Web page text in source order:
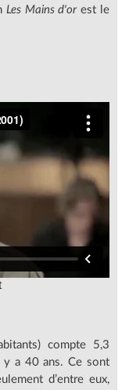
Les Mains d'orest le
compte 5,3
a 40 ans. Ce sont
d’entre eux,